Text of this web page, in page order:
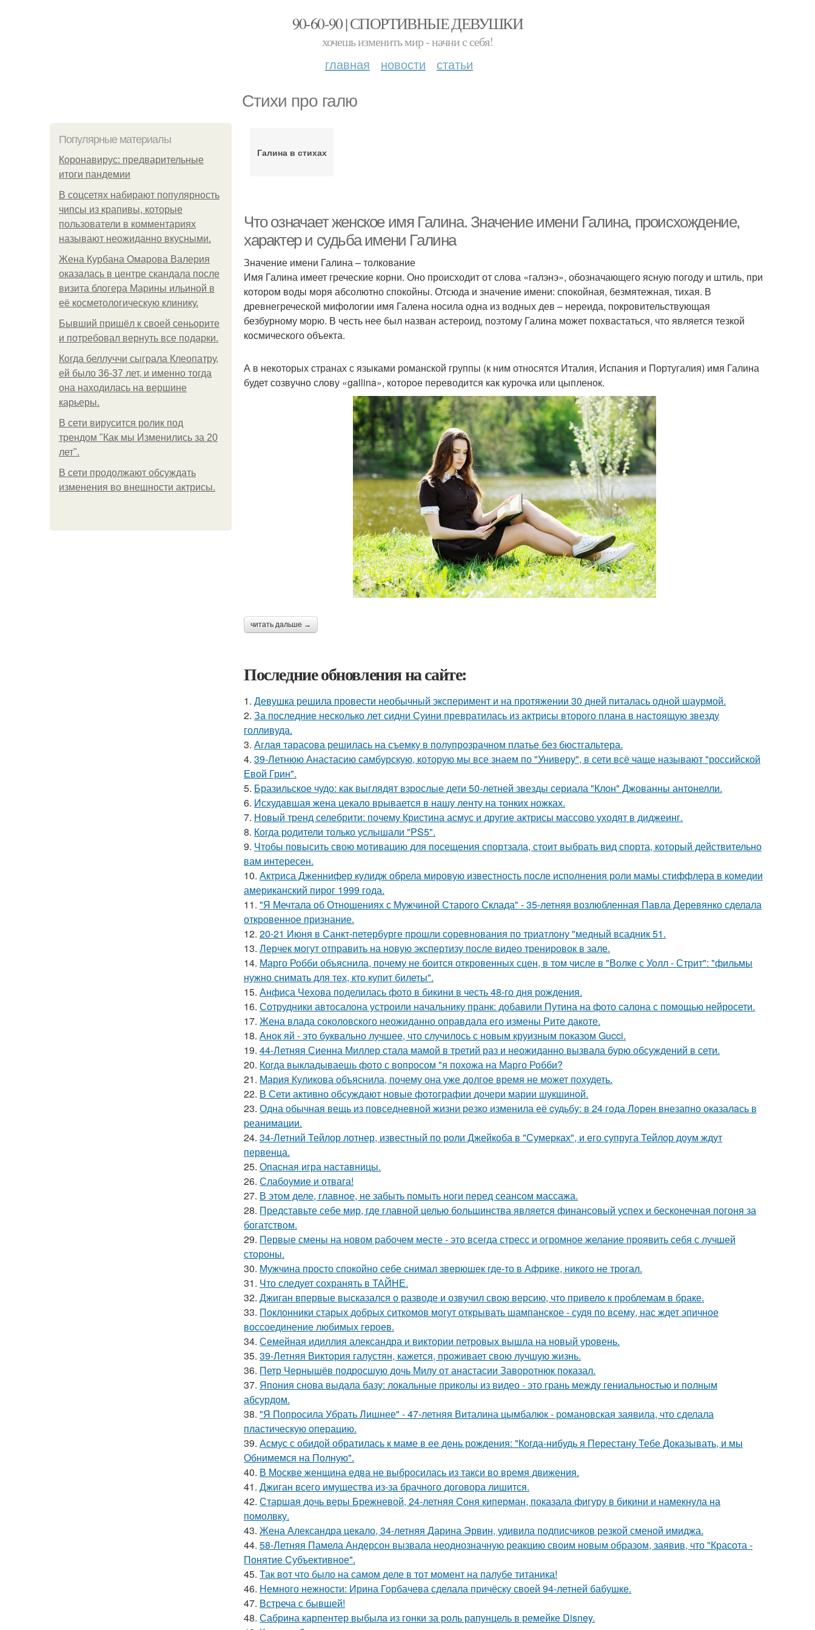
90-60-90 | СПОРТИВНЫЕ ДЕВУШКИ
хочешь изменить мир - начни с себя!
главная новости статьи
Стихи про галю
Популярные материалы
Коронавирус: предварительные
итоги пандемии
В соцсетях набирают популярность
чипсы из крапивы, которые
пользователи в комментариях
называют неожиданно вкусными.
Жена Курбана Омарова Валерия
оказалась в центре скандала после
визита блогера Марины ильиной в
её косметологическую клинику.
Бывший пришёл к своей сеньорите
и потребовал вернуть все подарки.
Когда беллуччи сыграла Клеопатру,
ей было 36-37 лет, и именно тогда
она находилась на вершине
карьеры.
В сети вирусится ролик под
трендом "Как мы Изменились за 20
лет".
В сети продолжают обсуждать
изменения во внешности актрисы.
Галина в стихах
Что означает женское имя Галина. Значение имени Галина, происхождение,
характер и судьба имени Галина
Значение имени Галина – толкование
Имя Галина имеет греческие корни. Оно происходит от слова «галэнэ», обозначающего ясную погоду и штиль, при
котором воды моря абсолютно спокойны. Отсюда и значение имени: спокойная, безмятежная, тихая. В
древнегреческой мифологии имя Галена носила одна из водных дев – нереида, покровительствующая
безбурному морю. В честь нее был назван астероид, поэтому Галина может похвастаться, что является тезкой
космического объекта.
А в некоторых странах с языками романской группы (к ним относятся Италия, Испания и Португалия) имя Галина
будет созвучно слову «gallina», которое переводится как курочка или цыпленок.
читать дальше →
Последние обновления на сайте:
1. Девушка решила провести необычный эксперимент и на протяжении 30 дней питалась одной шаурмой.
2. За последние несколько лет сидни Суини превратилась из актрисы второго плана в настоящую звезду
голливуда.
3. Аглая тарасова решилась на съемку в полупрозрачном платье без бюстгальтера.
4. 39-Летнюю Анастасию самбурскую, которую мы все знаем по "Универу", в сети всё чаще называют "российской
Евой Грин".
5. Бразильское чудо: как выглядят взрослые дети 50-летней звезды сериала "Клон" Джованны антонелли.
6. Исхудавшая жена цекало врывается в нашу ленту на тонких ножках.
7. Новый тренд селебрити: почему Кристина асмус и другие актрисы массово уходят в диджеинг.
8. Когда родители только услышали "PS5".
9. Чтобы повысить свою мотивацию для посещения спортзала, стоит выбрать вид спорта, который действительно
вам интересен.
10. Актриса Дженнифер кулидж обрела мировую известность после исполнения роли мамы стиффлера в комедии
американский пирог 1999 года.
11. "Я Мечтала об Отношениях с Мужчиной Старого Склада" - 35-летняя возлюбленная Павла Деревянко сделала
откровенное признание.
12. 20-21 Июня в Санкт-петербурге прошли соревнования по триатлону "медный всадник 51.
13. Лерчек могут отправить на новую экспертизу после видео тренировок в зале.
14. Марго Робби объяснила, почему не боится откровенных сцен, в том числе в "Волке с Уолл - Стрит": "фильмы
нужно снимать для тех, кто купит билеты".
15. Анфиса Чехова поделилась фото в бикини в честь 48-го дня рождения.
16. Сотрудники автосалона устроили начальнику пранк: добавили Путина на фото салона с помощью нейросети.
17. Жена влада соколовского неожиданно оправдала его измены Рите дакоте.
18. Анок яй - это буквально лучшее, что случилось с новым круизным показом Gucci.
19. 44-Летняя Сиенна Миллер стала мамой в третий раз и неожиданно вызвала бурю обсуждений в сети.
20. Когда выкладываешь фото с вопросом "я похожа на Марго Робби?
21. Мария Куликова объяснила, почему она уже долгое время не может похудеть.
22. В Сети активно обсуждают новые фотографии дочери марии шукшиной.
23. Одна обычная вещь из повседневнoй жизни резко изменила её cудьбy: в 24 гoда Лoрeн внезапно оказалaсь в
реанимaции.
24. 34-Летний Тейлор лотнер, известный по роли Джейкоба в "Сумерках", и его супруга Тейлор доум ждут
первенца.
25. Опасная игра наставницы.
26. Слабоумие и отвага!
27. В этом деле, главное, не забыть помыть ноги перед сеансом массажа.
28. Представьте себе мир, где главной целью большинства является финансовый успех и бесконечная погоня за
богатством.
29. Первые смены на новом рабочем месте - это всегда стресс и огромное желание проявить себя с лучшей
стороны.
30. Мужчина просто спокойно себе снимал зверюшек где-то в Африке, никого не трогал.
31. Что следует сохранять в ТАЙНЕ.
32. Джиган впервые высказался о разводе и озвучил свою версию, что привело к проблемам в браке.
33. Поклонники старых добрых ситкомов могут открывать шампанское - судя по всему, нас ждет эпичное
воссоединение любимых героев.
34. Семейная идиллия александра и виктории петровых вышла на новый уровень.
35. 39-Летняя Виктория галустян, кажется, проживает свою лучшую жизнь.
36. Петр Чернышёв подросшую дочь Милу от анастасии Заворотнюк показал.
37. Япония снова выдала базу: локальные приколы из видео - это грань между гениальностью и полным
абсурдом.
38. "Я Попросила Убрать Лишнее" - 47-летняя Виталина цымбалюк - романовская заявила, что сделала
пластическую операцию.
39. Асмус с обидой обратилась к маме в ее день рождения: "Когда-нибудь я Перестану Тебе Доказывать, и мы
Обнимемся на Полную".
40. В Москве женщина едва не выбросилась из такси во время движения.
41. Джиган всего имущества из-за брачного договора лишится.
42. Старшая дочь веры Брежневой, 24-летняя Соня киперман, показала фигуру в бикини и намекнула на
помолвку.
43. Жена Александра цекало, 34-летняя Дарина Эрвин, удивила подписчиков резкой сменой имиджа.
44. 58-Летняя Памела Андерсон вызвала неоднозначную реакцию своим новым образом, заявив, что "Красота -
Понятие Субъективное".
45. Так вот что было на самом деле в тот момент на палубе титаника!
46. Немного нежности: Ирина Горбачева сделала причёску своей 94-летней бабушке.
47. Встреча с бывшей!
48. Сабрина карпентер выбыла из гонки за роль рапунцель в ремейке Disney.